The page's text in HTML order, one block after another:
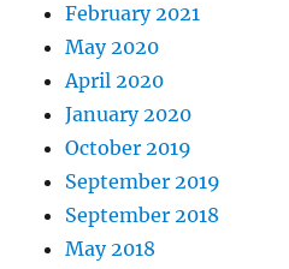
February 2021
May 2020
April 2020
January 2020
October 2019
September 2019
September 2018
May 2018